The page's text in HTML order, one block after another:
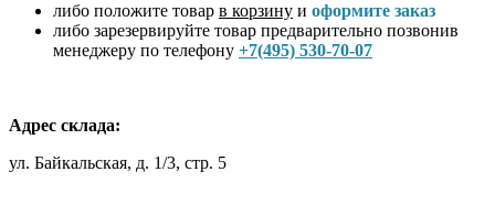
либо положите товар в корзину и оформите заказ
либо зарезервируйте товар предварительно позвонив
менеджеру по телефону +7(495) 530-70-07
Адрес склада:
ул. Байкальская, д. 1/3, стр. 5